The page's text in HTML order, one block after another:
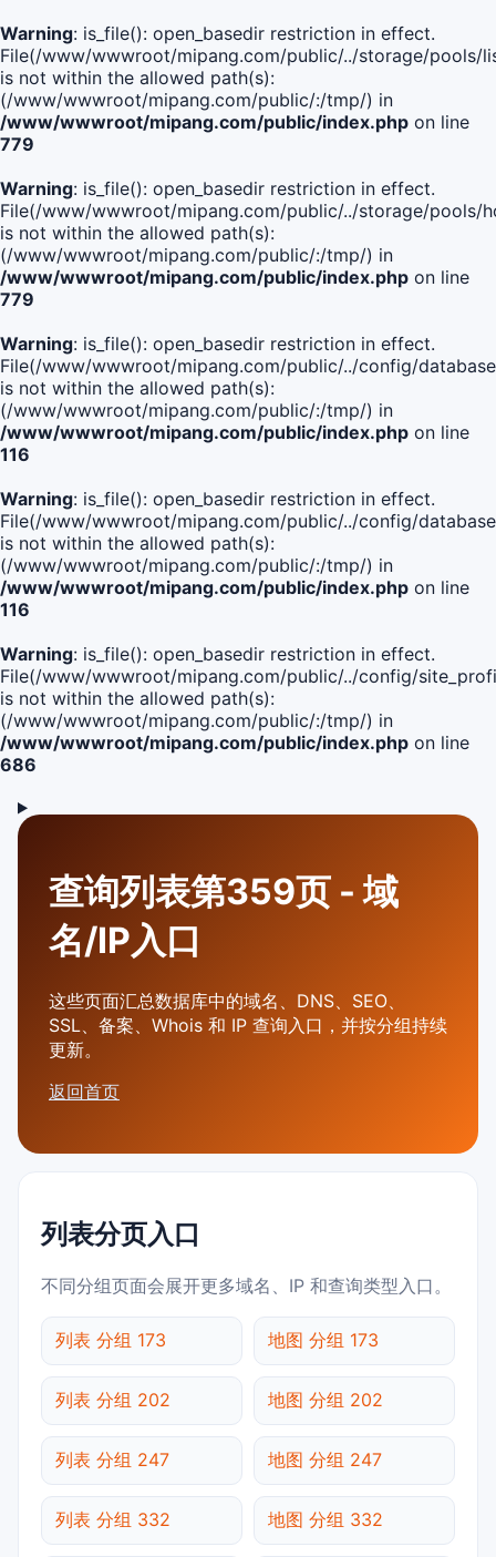
Warning: is_file(): open_basedir restriction in effect.
File(/www/wwwroot/mipang.com/public/../storage/pools/
is not within the allowed path(s):
(/www/wwwroot/mipang.com/public/:/tmp/) in
/www/wwwroot/mipang.com/public/index.php on line
779
Warning: is_file(): open_basedir restriction in effect.
File(/www/wwwroot/mipang.com/public/../storage/pools/
is not within the allowed path(s):
(/www/wwwroot/mipang.com/public/:/tmp/) in
/www/wwwroot/mipang.com/public/index.php on line
779
Warning: is_file(): open_basedir restriction in effect.
File(/www/wwwroot/mipang.com/public/../config/
is not within the allowed path(s):
(/www/wwwroot/mipang.com/public/:/tmp/) in
/www/wwwroot/mipang.com/public/index.php on line
116
Warning: is_file(): open_basedir restriction in effect.
File(/www/wwwroot/mipang.com/public/../config/
is not within the allowed path(s):
(/www/wwwroot/mipang.com/public/:/tmp/) in
/www/wwwroot/mipang.com/public/index.php on line
116
Warning: is_file(): open_basedir restriction in effect.
File(/www/wwwroot/mipang.com/public/../config/
is not within the allowed path(s):
(/www/wwwroot/mipang.com/public/:/tmp/) in
/www/wwwroot/mipang.com/public/index.php on line
686
查询列表第359页 - 域
名/IP入口
这些页面汇总数据库中的域名、DNS、SEO、
SSL、备案、Whois 和 IP 查询入口，并按分组持续
更新。
返回首页
列表分页入口
不同分组页面会展开更多域名、IP 和查询类型入口。
列表 分组 173 地图 分组 173
列表 分组 202 地图 分组 202
列表 分组 247 地图 分组 247
列表 分组 332 地图 分组 332